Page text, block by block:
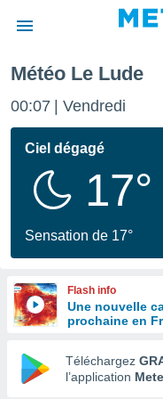
de
en
Météo Le Lude
00:07 Vendredi
Ciel dégagé
17°
Sensation de 17°
Flash info
Une nouvelle
prochaine en
Téléchargez
l’application